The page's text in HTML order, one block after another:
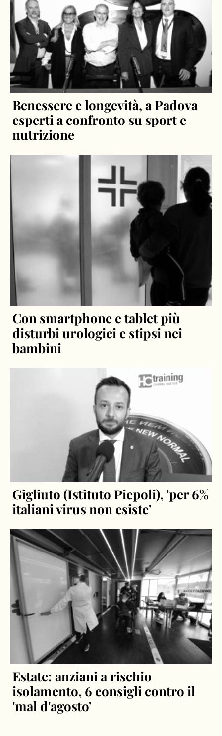
Benessere e longevità, a Padova
esperti a confronto su sport e
nutrizione
Con smartphone e tablet più
disturbi urologici e stipsi nei
bambini
Gigliuto (Istituto Piepoli), 'per 6%
italiani virus non esiste'
Estate: anziani a rischio
isolamento, 6 consigli contro il
'mal d'agosto'